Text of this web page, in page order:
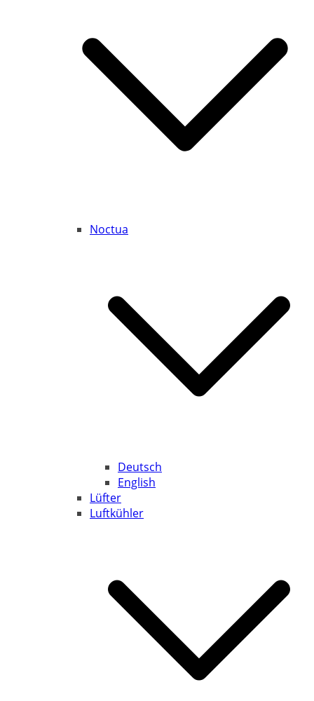
Noctua
Deutsch
English
Lüfter
Luftkühler